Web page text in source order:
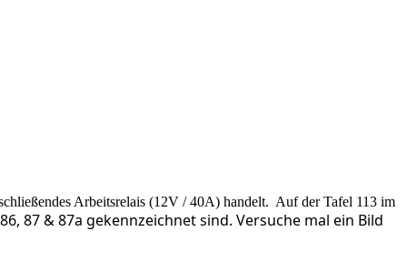
Arbeitsrelais (12V / 40A) handelt. Auf der Tafel 113 im
87 & 87a gekennzeichnet sind. Versuche mal ein Bild